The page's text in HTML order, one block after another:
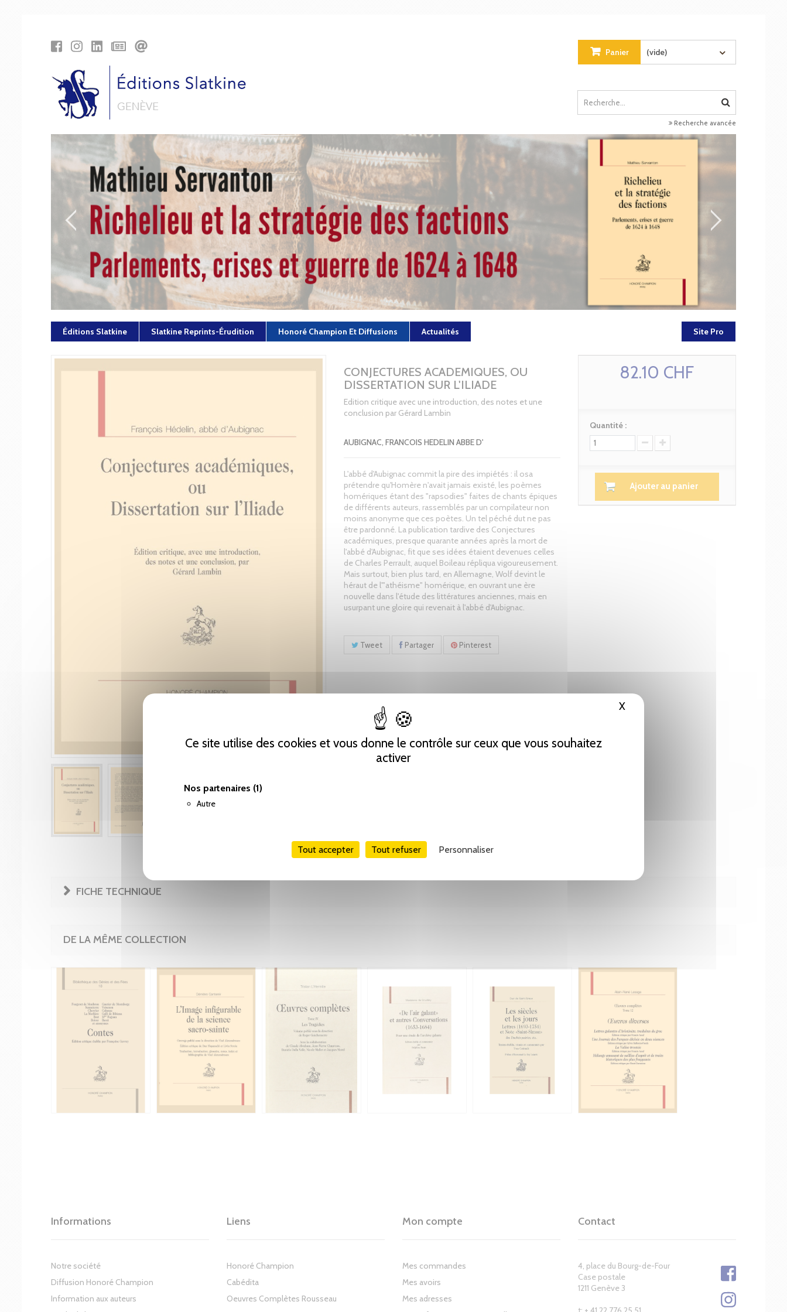
Ce site utilise des cookies et vous donne le contrôle sur ceux que vous souhaitez
activer
Nos partenaires (1)
Autre
Tout accepter Tout refuser Personnaliser
X Masquer le bandeau des cookies
Panier (vide)
Recherche avancée
Éditions Slatkine Slatkine Reprints-Érudition Honoré Champion Et Diffusions Actualités Site Pro
CONJECTURES ACADEMIQUES, OU
DISSERTATION SUR L'ILIADE
Edition critique avec une introduction, des notes et une
conclusion par Gérard Lambin
AUBIGNAC, FRANCOIS HEDELIN ABBE D'
L'abbé d'Aubignac commit la pire des impiétés : il osa
prétendre qu'Homère n'avait jamais existé, les poèmes
homériques étant des "rapsodies" faites de chants épiques
de différents auteurs, rassemblés par un compilateur non
moins anonyme que ces poètes. Un tel péché dut ne pas
être pardonné. La publication tardive des Conjectures
académiques, presque quarante années après la mort de
l'abbé d'Aubignac, fit que ses idées étaient devenues celles
de Charles Perrault, auquel Boileau répliqua vigoureusement.
Mais surtout, bien plus tard, en Allemagne, Wolf devint le
héraut de l'"athéisme" homérique, en ouvrant une ère
nouvelle dans l'étude des littératures anciennes, mais en
usurpant une gloire qui revenait à l'abbé d'Aubignac.
Tweet Partager Pinterest
82.10 CHF
Quantité :
Ajouter au panier
FICHE TECHNIQUE
DE LA MÊME COLLECTION
Informations
Notre société
Diffusion Honoré Champion
Information aux auteurs
Liens
Honoré Champion
Cabédita
Oeuvres Complètes Rousseau
Mon compte
Mes commandes
Mes avoirs
Mes adresses
Contact
4, place du Bourg-de-Four
Case postale
1211 Genève 3